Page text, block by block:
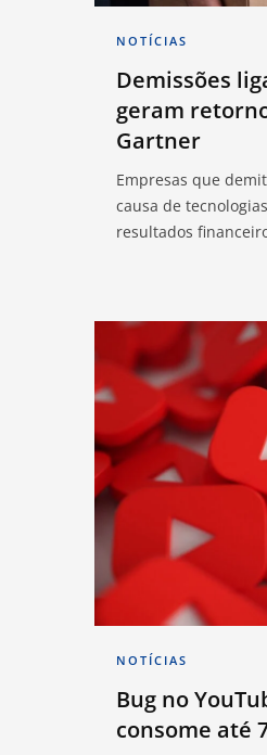
NOTÍCIAS
Demissões
geram
Gartner
Empresas que
causa de
resultados
NOTÍCIAS
Bug no
consome até